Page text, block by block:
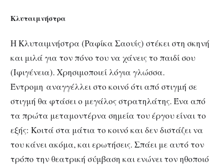
Κλυταιμνήστρα
Η Κλυταιμνήστρα (Ραφίκα Σαουίς) στέκει στη σκηνή
και μιλά για τον πόνο του να χάνεις το παιδί σου
(Ιφιγένεια). Χρησιμοποιεί λόγια γλώσσα.
Έντρομη αναγγέλλει στο κοινό ότι από στιγμή σε
στιγμή θα φτάσει ο μεγάλος στρατηλάτης. Ένα από
τα πρώτα μεταμοντέρνα σημεία του έργου είναι το
εξής: Κοιτά στα μάτια το κοινό και δεν διστάζει να
του κάνει ακόμα, και ερωτήσεις. Σπάει με αυτό τον
τρόπο την θεατρική σύμβαση και ενώνει τον ηθοποιό